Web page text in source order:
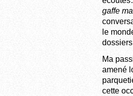
gaffe
le
Ma
amené
cette